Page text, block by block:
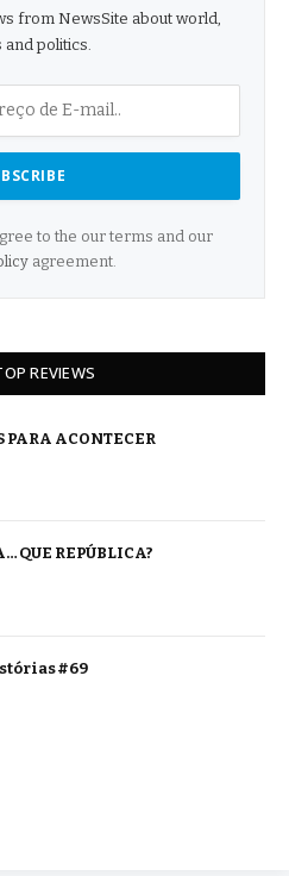
from NewsSite about world,
politics.
to the our terms and our
agreement.
REVIEWS
PARA ACONTECER
QUE REPÚBLICA?
#69